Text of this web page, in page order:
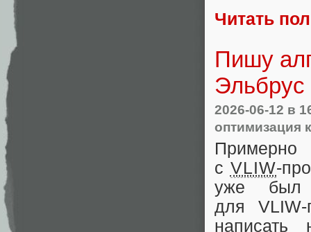
Читать
Пишу
Эльбрус
2026-06-12 в
оптимизация
с VLIW
уже был
для